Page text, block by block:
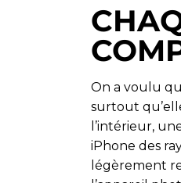
On a voulu
surtout
l’intérieur,
iPhone des
légèrement